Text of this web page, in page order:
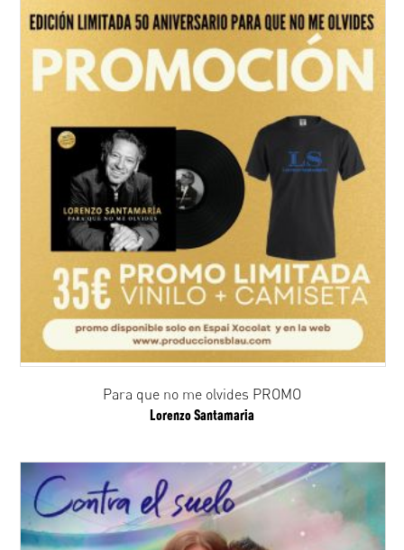
Para que no me olvides PROMO
Lorenzo Santamaria